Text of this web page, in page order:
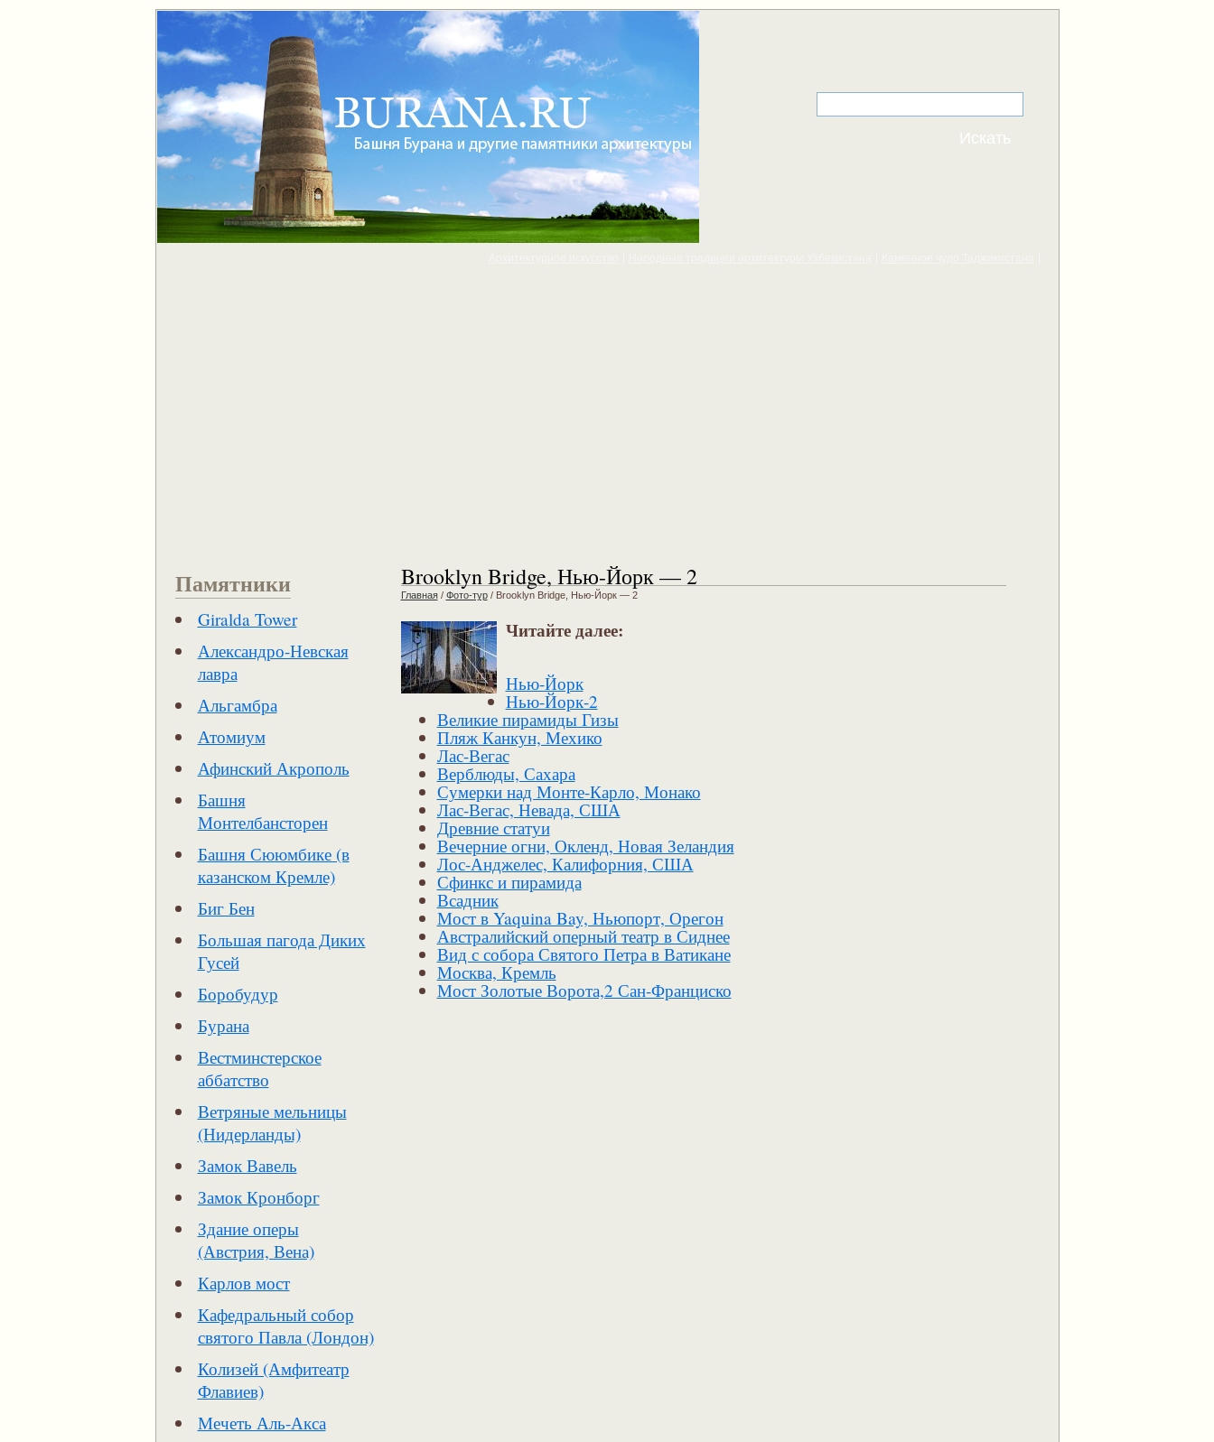
Памятники
Giralda Tower
Александро-Невская
лавра
Альгамбра
Атомиум
Афинский Акрополь
Башня
Монтелбансторен
Башня Сююмбике (в
казанском Кремле)
Биг Бен
Большая пагода Диких
Гусей
Боробудур
Бурана
Вестминстерское
аббатство
Ветряные мельницы
(Нидерланды)
Замок Вавель
Замок Кронборг
Здание оперы
(Австрия, Вена)
Карлов мост
Кафедральный собор
святого Павла (Лондон)
Колизей (Амфитеатр
Флавиев)
Мечеть Аль-Акса
Brooklyn Bridge, Нью-Йорк — 2
Главная/ Фото-тур/ Brooklyn Bridge, Нью-Йорк — 2
Читайте далее:
Нью-Йорк
Нью-Йорк-2
Великие пирамиды Гизы
Пляж Канкун, Мехико
Лас-Вегас
Верблюды, Сахара
Сумерки над Монте-Карло, Монако
Лас-Вегас, Невада, США
Древние статуи
Вечерние огни, Окленд, Новая Зеландия
Лос-Анджелес, Калифорния, США
Сфинкс и пирамида
Всадник
Мост в Yaquina Bay, Ньюпорт, Орегон
Австралийский оперный театр в Сиднее
Вид с собора Святого Петра в Ватикане
Москва, Кремль
Мост Золотые Ворота,2 Сан-Франциско